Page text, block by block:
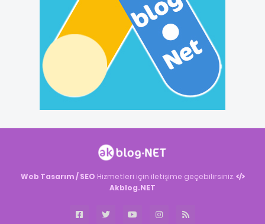
Web Tasarım / SEO Hizmetleri için iletişime geçebilirsiniz.
Akblog.NET